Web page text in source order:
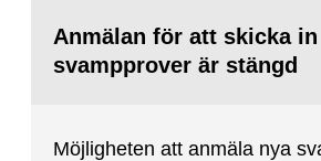
Anmälan för att skicka in
svampprover är stängd
Möjligheten att anmäla nya